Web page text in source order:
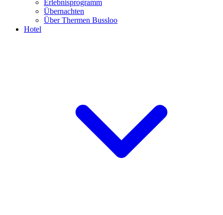
Erlebnisprogramm
Übernachten
Über Thermen Bussloo
Hotel